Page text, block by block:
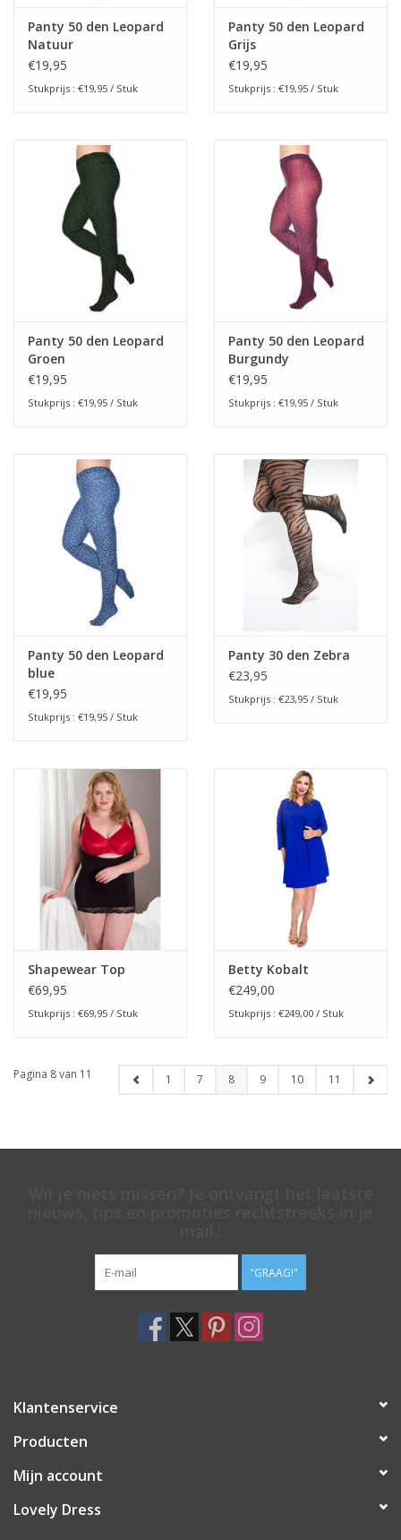
Panty 50 den Leopard
Natuur
€19,95
Stukprijs : €19,95 / Stuk
Panty 50 den Leopard
Grijs
€19,95
Stukprijs : €19,95 / Stuk
Panty 50 den Leopard
Groen
€19,95
Stukprijs : €19,95 / Stuk
Panty 50 den Leopard
Burgundy
€19,95
Stukprijs : €19,95 / Stuk
Panty 50 den Leopard
blue
€19,95
Stukprijs : €19,95 / Stuk
Panty 30 den Zebra
€23,95
Stukprijs : €23,95 / Stuk
Shapewear Top
€69,95
Stukprijs : €69,95 / Stuk
Betty Kobalt
€249,00
Stukprijs : €249,00 / Stuk
Pagina 8 van 11 1 7 8 9 10 11
"GRAAG!"
Klantenservice
Producten
Mijn account
Lovely Dress